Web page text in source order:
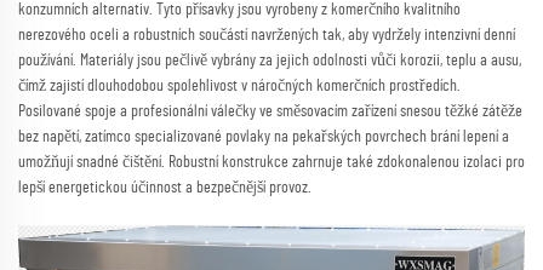
konzumních alternativ. Tyto přísavky jsou vyrobeny z komerčního kvalitního
nerezového oceli a robustních součástí navržených tak, aby vydržely intenzivní denní
používání. Materiály jsou pečlivě vybrány za jejich odolnosti vůči korozii, teplu a ausu,
čímž zajistí dlouhodobou spolehlivost v náročných komerčních prostředích.
Posilované spoje a profesionální válečky ve směsovacím zařízení snesou těžké zátěže
bez napětí, zatímco specializované povlaky na pekařských povrchech brání lepení a
umožňují snadné čištění. Robustní konstrukce zahrnuje také zdokonalenou izolaci pro
lepší energetickou účinnost a bezpečnější provoz.